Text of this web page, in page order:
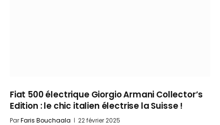
Fiat 500 électrique Giorgio Armani Collector’s
Edition : le chic italien électrise la Suisse !
ParFaris Bouchaala 22 février 2025